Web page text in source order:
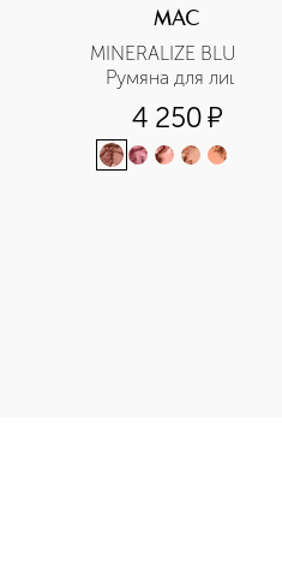
MAC
MINERALIZE BLUSH
Румяна для лица
4 250¤